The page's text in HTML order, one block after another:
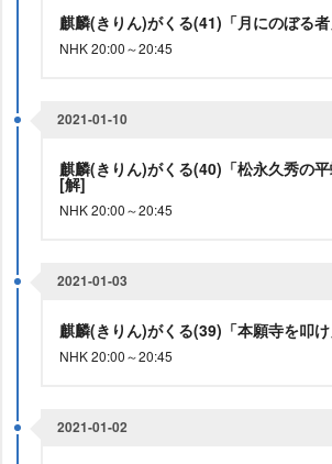
麒麟(きりん)がくる(41)「月にのぼる
NHK 20:00～20:45
2021-01-10
麒麟(きりん)がくる(40)「松永久秀の平
[解]
NHK 20:00～20:45
2021-01-03
麒麟(きりん)がくる(39)「本願寺を叩
NHK 20:00～20:45
2021-01-02